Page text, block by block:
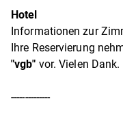
Hotel
Informationen zur
Ihre Reservierung
"vgb" vor. Vielen Dank.
--------------